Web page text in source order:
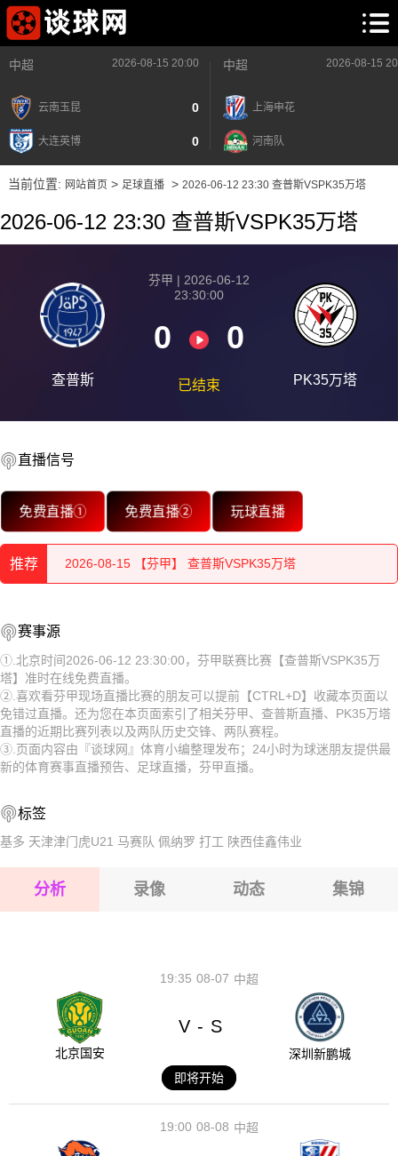
中超 2026-08-15 20:00
云南玉昆 0
大连英博 0
中超 2026-08-15
上海申花
河南队
当前位置: 网站首页> 足球直播> 2026-06-12 23:30 查普斯VSPK35万塔
2026-06-12 23:30 查普斯VSPK35万塔
查普斯
芬甲 | 2026-06-12
23:30:00
0 0
已结束 PK35万塔
直播信号
免费直播① 免费直播② 玩球直播
推荐
2026-08-15 【芬甲】 查普斯VSPK35万塔
2026-08-15 【芬甲】 查普斯VSPK35万塔
2026-08-15 【芬甲】 查普斯VSPK35万塔
2026-08-15 【芬甲】 查普斯VSPK35万塔
2026-08-15 【芬甲】 查普斯VSPK35万塔
2026-08-15 【芬甲】 查普斯VSPK35万塔
2026-08-15 【芬甲】 查普斯VSPK35万塔
2026-08-15 【芬甲】 查普斯VSPK35万塔
2026-08-15 【芬甲】 查普斯VSPK35万塔
2026-08-15 【芬甲】 查普斯VSPK35万塔
赛事源
①.北京时间2026-06-12 23:30:00，芬甲联赛比赛【查普斯VSPK35万
塔】准时在线免费直播。
②.喜欢看芬甲现场直播比赛的朋友可以提前【CTRL+D】收藏本页面以
免错过直播。还为您在本页面索引了相关芬甲、查普斯直播、PK35万塔
直播的近期比赛列表以及两队历史交锋、两队赛程。
③.页面内容由『谈球网』体育小编整理发布；24小时为球迷朋友提供最
新的体育赛事直播预告、足球直播，芬甲直播。
标签
基多 天津津门虎U21 马赛队 佩纳罗 打工 陕西佳鑫伟业
分析 录像 动态 集锦
08-07
19:35 中超
北京国安
V - S
深圳新鹏城
即将开始
08-08
19:00 中超